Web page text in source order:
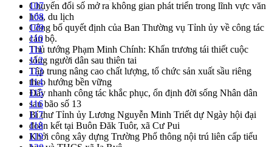
Chuyển đổi số mở ra không gian phát triển trong lĩnh vực văn
hóa, du lịch
Công bố quyết định của Ban Thường vụ Tỉnh ủy về công tác
cán bộ.
Thủ tướng Phạm Minh Chính: Khẩn trương tái thiết cuộc
sống người dân sau thiên tai
Tập trung nâng cao chất lượng, tổ chức sản xuất sầu riêng
theo hướng bền vững
Đẩy nhanh công tác khắc phục, ổn định đời sống Nhân dân
sau bão số 13
Bí thư Tỉnh ủy Lương Nguyễn Minh Triết dự Ngày hội đại
đoàn kết tại Buôn Đăk Tuôr, xã Cư Pui
Khởi công xây dựng Trường Phổ thông nội trú liên cấp tiểu
107
108
109
110
111
112
113
114
115
116
117
118
119